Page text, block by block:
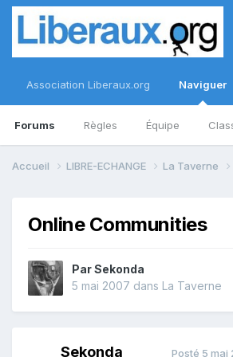
Association Liberaux.org Naviguer
Forums Règles Équipe
Accueil LIBRE-ECHANGE La Taverne
Online Communities
ParSekonda
5 mai 2007 dans La Taverne
Sekonda Posté 5 mai